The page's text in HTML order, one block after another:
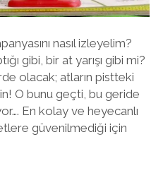
nasıl izleyelim?
gibi, bir at yarışı gibi mi?
olacak; atların pistteki
O bunu geçti, bu geride
En kolay ve heyecanlı
güvenilmediği için